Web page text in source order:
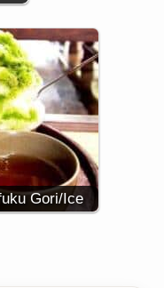
Gori/Ice